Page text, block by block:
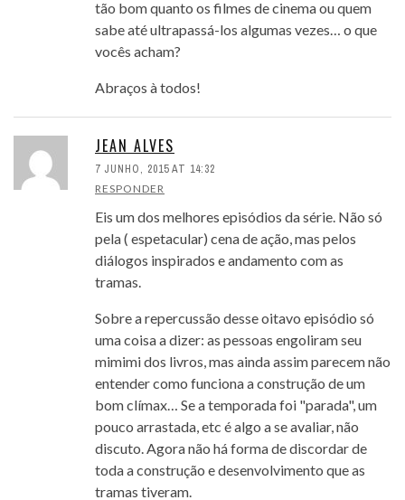
tão bom quanto os filmes de cinema ou quem
sabe até ultrapassá-los algumas vezes… o que
vocês acham?
Abraços à todos!
JEAN ALVES
7 JUNHO, 2015 AT 14:32
RESPONDER
Eis um dos melhores episódios da série. Não só
pela ( espetacular) cena de ação, mas pelos
diálogos inspirados e andamento com as
tramas.
Sobre a repercussão desse oitavo episódio só
uma coisa a dizer: as pessoas engoliram seu
mimimi dos livros, mas ainda assim parecem não
entender como funciona a construção de um
bom clímax… Se a temporada foi "parada", um
pouco arrastada, etc é algo a se avaliar, não
discuto. Agora não há forma de discordar de
toda a construção e desenvolvimento que as
tramas tiveram.